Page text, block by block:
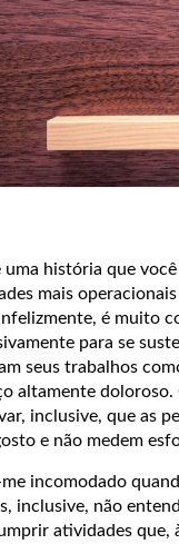
uma história que
mais
é muito
para se
seus trabalhos
altamente doloroso.
inclusive, que as
e não medem
incomodado
inclusive, não
atividades que,